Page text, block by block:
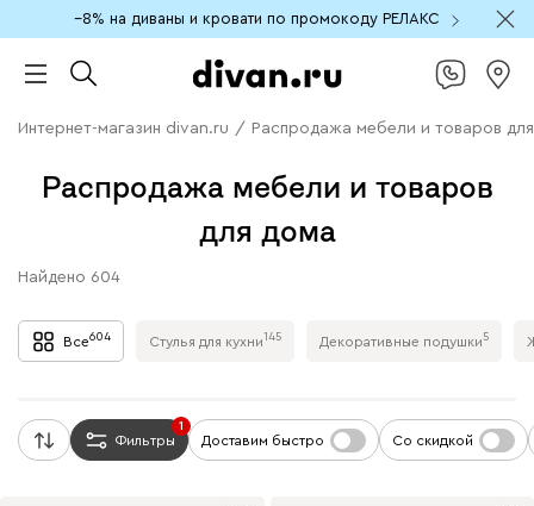
−8% на диваны и кровати по промокоду РЕЛАКС
Интернет-магазин divan.ru / Распродажа мебели и товаров
Распродажа мебели и товаров
для дома
Найдено 604
Все604 Стулья для кухни 145 Декоративные подушки5
Фильтры
1
Доставим быстро Со скидкой